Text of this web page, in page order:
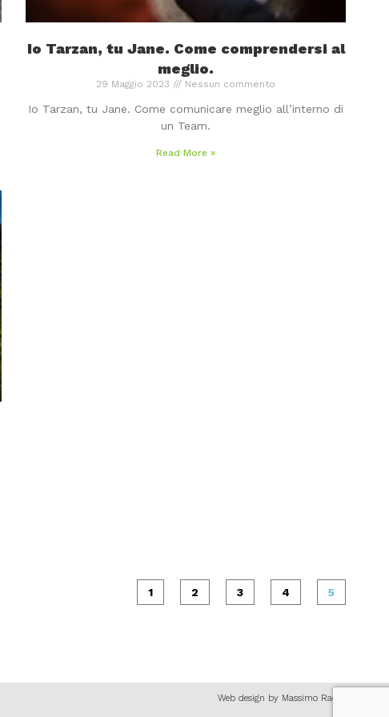
Io Tarzan, tu Jane. Come comprendersi al
meglio.
29 Maggio 2023 Nessun commento
Io Tarzan, tu Jane. Come comunicare meglio all’interno di
un Team.
Read More »
1 2 3 4 5
Web design by Massimo Rachela